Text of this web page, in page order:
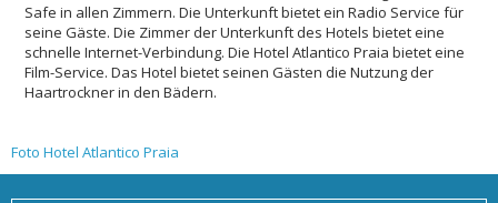
Safe in allen Zimmern. Die Unterkunft bietet ein Radio Service für
seine Gäste. Die Zimmer der Unterkunft des Hotels bietet eine
schnelle Internet-Verbindung. Die Hotel Atlantico Praia bietet eine
Film-Service. Das Hotel bietet seinen Gästen die Nutzung der
Haartrockner in den Bädern.
Foto Hotel Atlantico Praia